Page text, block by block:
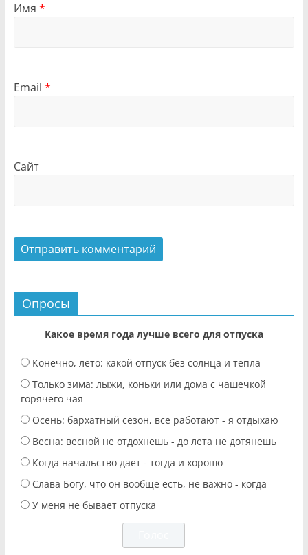
Имя *
Email *
Сайт
Опросы
Какое время года лучше всего для отпуска
Конечно, лето: какой отпуск без солнца и тепла
Только зима: лыжи, коньки или дома с чашечкой
горячего чая
Осень: бархатный сезон, все работают - я отдыхаю
Весна: весной не отдохнешь - до лета не дотянешь
Когда начальство дает - тогда и хорошо
Слава Богу, что он вообще есть, не важно - когда
У меня не бывает отпуска